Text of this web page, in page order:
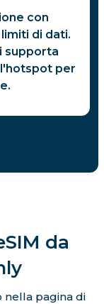
con
di dati.
supporta
per
da
nella pagina di